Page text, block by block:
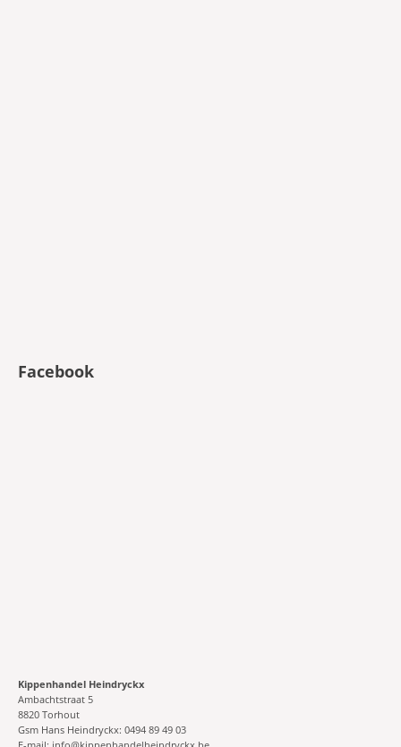
Facebook
Kippenhandel Heindryckx
Ambachtstraat 5
8820 Torhout
Gsm Hans Heindryckx: 0494 89 49 03